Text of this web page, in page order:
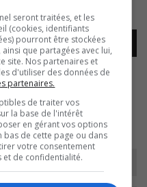
seront traitées, et les
(cookies, identifiants
pourront être stockées
que partagées avec lui,
site. Nos partenaires et
d'utiliser des données de
partenaires.
de traiter vos
la base de l'intérêt
en gérant vos options
bas de cette page ou dans
votre consentement
et de confidentialité.